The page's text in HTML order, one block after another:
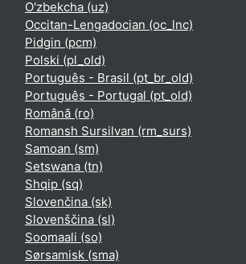
O'zbekcha ‎(uz)‎
Occitan-Lengadocian ‎(oc_lnc)‎
Pidgin ‎(pcm)‎
Polski ‎(pl_old)‎
Português - Brasil ‎(pt_br_old)‎
Português - Portugal ‎(pt_old)‎
Română ‎(ro)‎
Romansh Sursilvan ‎(rm_surs)‎
Samoan ‎(sm)‎
Setswana ‎(tn)‎
Shqip ‎(sq)‎
Slovenčina ‎(sk)‎
Slovenščina ‎(sl)‎
Soomaali ‎(so)‎
Sørsamisk ‎(sma)‎